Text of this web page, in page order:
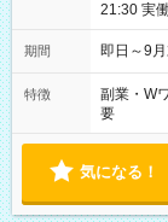
21:30 実
期間 即日～9
特徴 副業・W
要
気になる！